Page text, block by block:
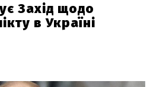
Захід щодо
в Україні